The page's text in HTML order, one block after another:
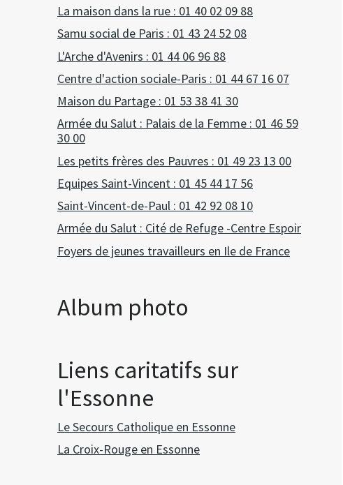
La maison dans la rue : 01 40 02 09 88
Samu social de Paris : 01 43 24 52 08
L'Arche d'Avenirs : 01 44 06 96 88
Centre d'action sociale-Paris : 01 44 67 16 07
Maison du Partage : 01 53 38 41 30
Armée du Salut : Palais de la Femme : 01 46 59
30 00
Les petits frères des Pauvres : 01 49 23 13 00
Equipes Saint-Vincent : 01 45 44 17 56
Saint-Vincent-de-Paul : 01 42 92 08 10
Armée du Salut : Cité de Refuge -Centre Espoir
Foyers de jeunes travailleurs en Ile de France
Album photo
Liens caritatifs sur
l'Essonne
Le Secours Catholique en Essonne
La Croix-Rouge en Essonne